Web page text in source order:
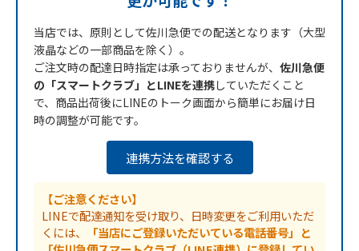
当店では、原則として佐川急便での配送となります（大型
液晶などの一部商品を除く）。
ご注文時の配達日時指定は承っておりませんが、 佐川急便
の「スマートクラブ」とLINEを連携していただくこと
で、商品出荷後にLINEのトーク画面から簡単にお届け日
時の調整が可能です。
連携方法を確認する
【ご注意ください】
LINEで配達通知を受け取り、日時変更をご利用いただ
くには、
「当店にご登録いただいている電話番号」と